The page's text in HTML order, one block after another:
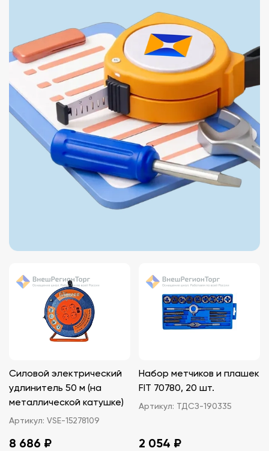
Силовой электрический
удлинитель 50 м (на
металлической катушке)
Артикул: VSE-15278109
8 686 ₽
Набор метчиков и плашек
FIT 70780, 20 шт.
Артикул: ТДСЗ-190335
2 054 ₽